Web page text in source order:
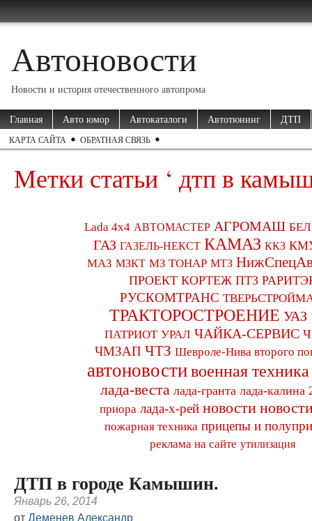
Автоновости
Новости и история отечественного автопрома
Главная Авто юмор Автокаталоги Автотюнинг ДТП
КАРТА САЙТА ОБРАТНАЯ СВЯЗЬ
Метки статьи ‘ дтп в
Lada 4x4 АВТОМАСТЕР АГРОМАШ
ГАЗ ГАЗЕЛЬ-НЕКСТ КАМАЗ ККЗ
МАЗ МЗКТ МЗ ТОНАР МТЗ
ПРОЕКТ КОРТЕЖ ПТЗ
РУСКОМТРАНС
ТРАКТОРОСТРОЕНИЕ УАЗ
ПАТРИОТ УРАЛ ЧАЙКА-СЕРВИС
ЧМЗАП ЧТЗ Шевроле-Нива второго
автоновостивоенная техника
лада-веста лада-гранта лада-калина
приора лада-х-рей новости
пожарная техника прицепы и
реклама на сайте утилизация
ДТП в городе Камышин.
Январь 26, 2014
от Деменев Александр